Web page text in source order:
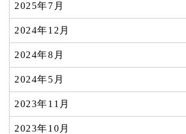
2025年7月
2024年12月
2024年8月
2024年5月
2023年11月
2023年10月